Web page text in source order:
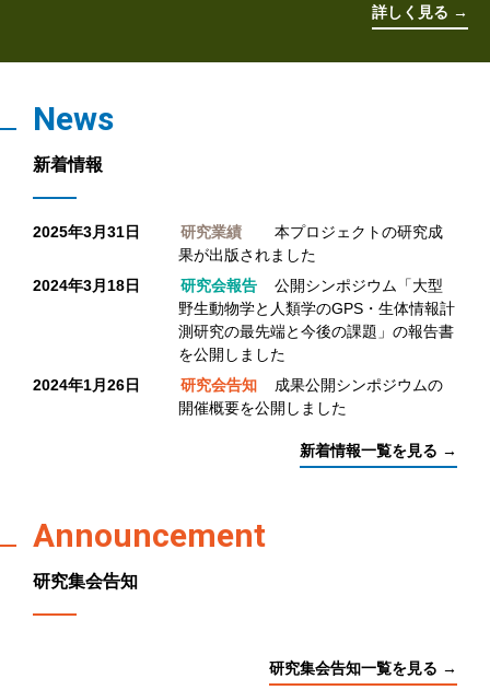
詳しく見る →
News
新着情報
2025年3月31日 研究業績
本プロジェクトの研究成
果が出版されました
2024年3月18日
研究会報告
公開シンポジウム「大型
野生動物学と人類学のGPS・生体情報計
測研究の最先端と今後の課題」の報告書
を公開しました
2024年1月26日
研究会告知
成果公開シンポジウムの
開催概要を公開しました
新着情報一覧を見る →
Announcement
研究集会告知
研究集会告知一覧を見る →